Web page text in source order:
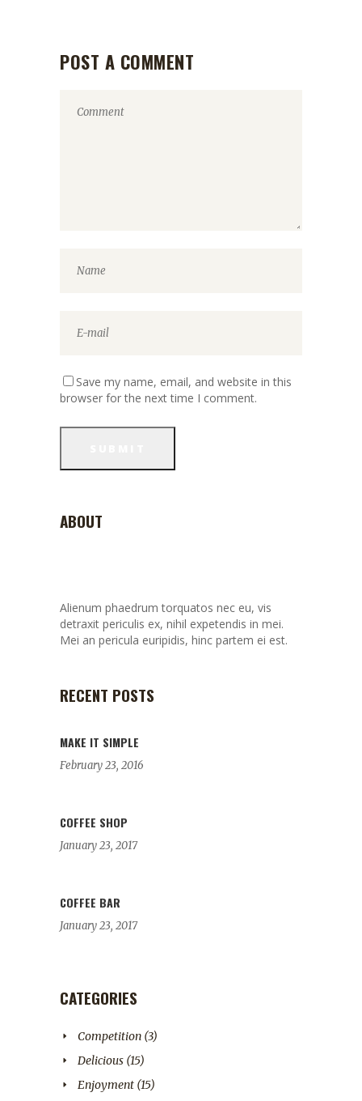
POST A COMMENT
Save my name, email, and website in this
browser for the next time I comment.
ABOUT
Alienum phaedrum torquatos nec eu, vis
detraxit periculis ex, nihil expetendis in mei.
Mei an pericula euripidis, hinc partem ei est.
RECENT POSTS
MAKE IT SIMPLE
February 23, 2016
COFFEE SHOP
January 23, 2017
COFFEE BAR
January 23, 2017
CATEGORIES
Competition (3)
Delicious (15)
Enjoyment (15)